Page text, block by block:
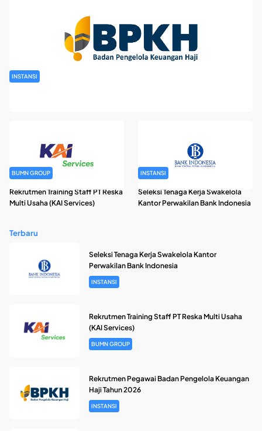
INSTANSI
BUMN GROUP
Rekrutmen Training Staff PT Reska
Multi Usaha (KAI Services)
INSTANSI
Seleksi Tenaga Kerja Swakelola
Kantor Perwakilan Bank Indonesia
Terbaru
Seleksi Tenaga Kerja Swakelola Kantor
Perwakilan Bank Indonesia
INSTANSI
Rekrutmen Training Staff PT Reska Multi Usaha
(KAI Services)
BUMN GROUP
Rekrutmen Pegawai Badan Pengelola Keuangan
Haji Tahun 2026
INSTANSI